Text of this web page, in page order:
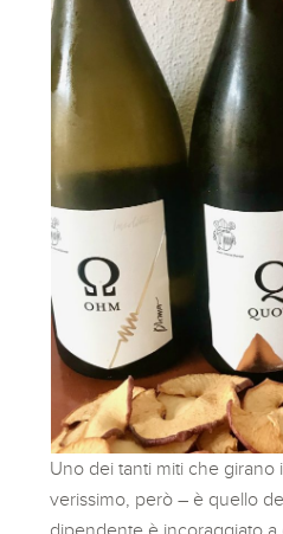
Uno dei tanti miti che
verissimo, però – è quello
dipendente è incoraggiato